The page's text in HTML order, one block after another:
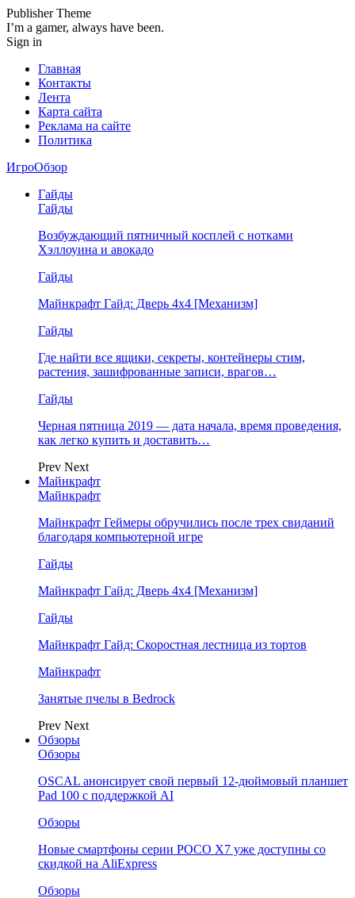
Publisher Theme
I’m a gamer, always have been.
Sign in
Главная
Контакты
Лента
Карта сайта
Реклама на сайте
Политика
ИгроОбзор
Гайды
Гайды
Возбуждающий пятничный косплей с нотками
Хэллоуина и авокадо
Гайды
Майнкрафт Гайд: Дверь 4х4 [Механизм]
Гайды
Где найти все ящики, секреты, контейнеры стим,
растения, зашифрованные записи, врагов…
Гайды
Черная пятница 2019 — дата начала, время проведения,
как легко купить и доставить…
Prev Next
Майнкрафт
Майнкрафт
Майнкрафт Геймеры обручились после трех свиданий
благодаря компьютерной игре
Гайды
Майнкрафт Гайд: Дверь 4х4 [Механизм]
Гайды
Майнкрафт Гайд: Скоростная лестница из тортов
Майнкрафт
Занятые пчелы в Bedrock
Prev Next
Обзоры
Обзоры
OSCAL анонсирует свой первый 12-дюймовый планшет
Pad 100 с поддержкой AI
Обзоры
Новые смартфоны серии POCO X7 уже доступны со
скидкой на AliExpress
Обзоры